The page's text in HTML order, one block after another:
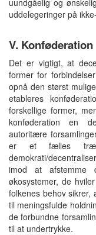
uddelegeringer på
V. Konføderation
Det er vigtigt, at
former for
opnå den størst
etableres
forskellige former,
konføderation en
autoritære
er et fælles træk
demokrati/
imod at afstemme
økosystemer, de
folkenes behov sikrer,
til meningsfulde
de forbundne
til at undertrykke.